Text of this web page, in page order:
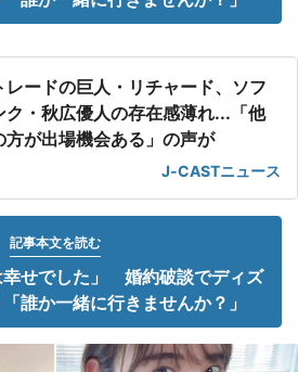
レードの巨人・リチャード、ソフ
ク・秋広優人の存在感薄れ...「他
方が出場機会ある」の声が
J-CASTニュース
記事本文を読む
幸せでした」 婚約破談でディズ
誰か一緒に行きませんか？」